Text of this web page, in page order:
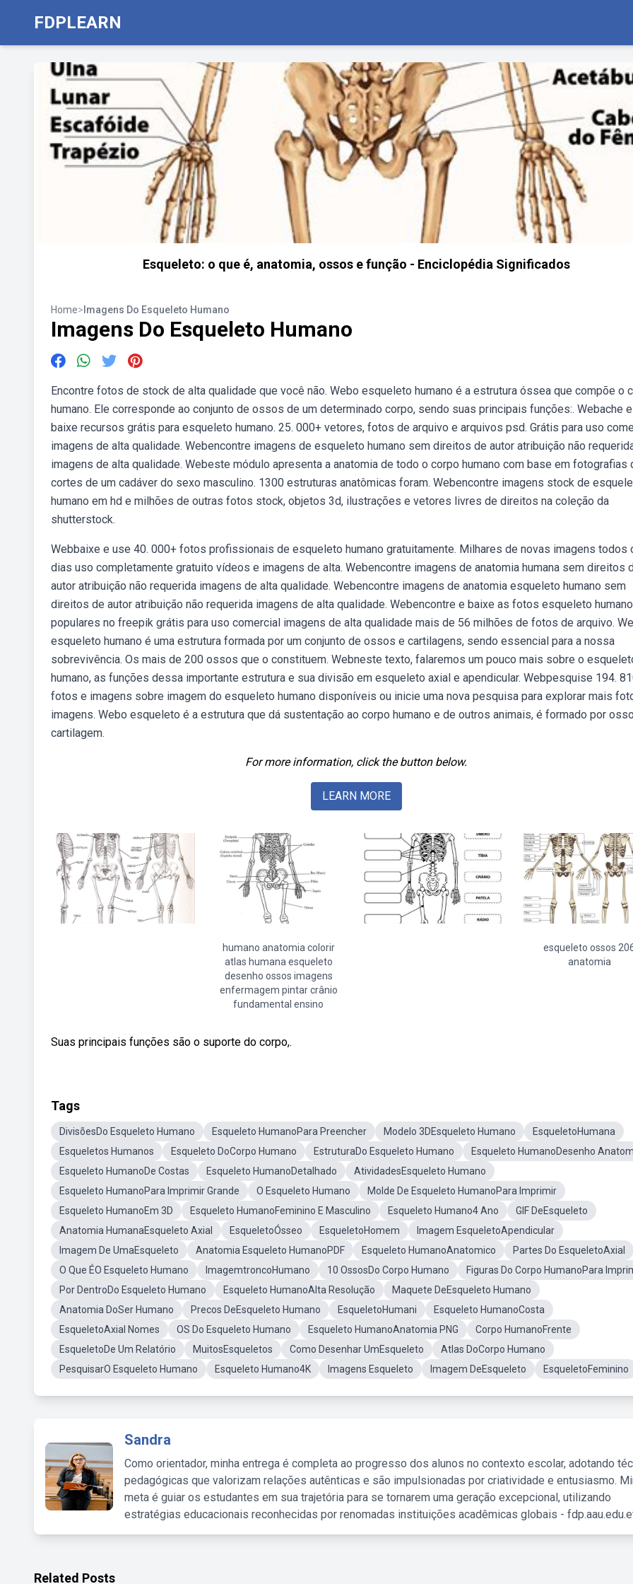
FDPLEARN
Esqueleto: o que é, anatomia, ossos e função - Enciclopédia Significados
Home> Imagens Do Esqueleto Humano
Imagens Do Esqueleto Humano
Encontre fotos de stock de alta qualidade que você não. Webo esqueleto humano é a estrutura óssea que compõe o
humano. Ele corresponde ao conjunto de ossos de um determinado corpo, sendo suas principais funções:. Webache e
baixe recursos grátis para esqueleto humano. 25. 000+ vetores, fotos de arquivo e arquivos psd. Grátis para uso
imagens de alta qualidade. Webencontre imagens de esqueleto humano sem direitos de autor atribuição não
imagens de alta qualidade. Webeste módulo apresenta a anatomia de todo o corpo humano com base em fotografias
cortes de um cadáver do sexo masculino. 1300 estruturas anatômicas foram. Webencontre imagens stock de
humano em hd e milhões de outras fotos stock, objetos 3d, ilustrações e vetores livres de direitos na coleção da
shutterstock.
Webbaixe e use 40. 000+ fotos profissionais de esqueleto humano gratuitamente. Milhares de novas imagens todos
dias uso completamente gratuito vídeos e imagens de alta. Webencontre imagens de anatomia humana sem direitos
autor atribuição não requerida imagens de alta qualidade. Webencontre imagens de anatomia esqueleto humano sem
direitos de autor atribuição não requerida imagens de alta qualidade. Webencontre e baixe as fotos esqueleto
populares no freepik grátis para uso comercial imagens de alta qualidade mais de 56 milhões de fotos de arquivo.
esqueleto humano é uma estrutura formada por um conjunto de ossos e cartilagens, sendo essencial para a nossa
sobrevivência. Os mais de 200 ossos que o constituem. Webneste texto, falaremos um pouco mais sobre o
humano, as funções dessa importante estrutura e sua divisão em esqueleto axial e apendicular. Webpesquise 194.
fotos e imagens sobre imagem do esqueleto humano disponíveis ou inicie uma nova pesquisa para explorar mais
imagens. Webo esqueleto é a estrutura que dá sustentação ao corpo humano e de outros animais, é formado por
cartilagem.
For more information, click the button below.
LEARN MORE
humano anatomia colorir
atlas humana esqueleto
desenho ossos imagens
enfermagem pintar crânio
fundamental ensino
esqueleto ossos
anatomia
Suas principais funções são o suporte do corpo,.
Tags
DivisõesDo Esqueleto Humano Esqueleto HumanoPara Preencher Modelo 3DEsqueleto Humano
EsqueletoHumana
Esqueletos Humanos
Esqueleto DoCorpo Humano EstruturaDo Esqueleto Humano
Esqueleto HumanoDesenho
Esqueleto HumanoDe Costas
Esqueleto HumanoDetalhado
AtividadesEsqueleto Humano
Esqueleto HumanoPara Imprimir Grande
O Esqueleto Humano
Molde De Esqueleto HumanoPara Imprimir
Esqueleto HumanoEm 3D
Esqueleto HumanoFeminino E Masculino Esqueleto Humano4 Ano
GIF DeEsqueleto
Anatomia HumanaEsqueleto Axial
EsqueletoÓsseo EsqueletoHomem
Imagem EsqueletoApendicular
Imagem De UmaEsqueleto
Anatomia Esqueleto HumanoPDF Esqueleto HumanoAnatomico
Partes Do EsqueletoAxial
O Que ÉO Esqueleto Humano
ImagemtroncoHumano 10 OssosDo Corpo Humano
Figuras Do Corpo HumanoPara
Por DentroDo Esqueleto Humano
Esqueleto HumanoAlta Resolução
Maquete DeEsqueleto Humano
Anatomia DoSer Humano
Precos DeEsqueleto Humano EsqueletoHumani
Esqueleto HumanoCosta
EsqueletoAxial Nomes
OS Do Esqueleto Humano Esqueleto HumanoAnatomia PNG
Corpo HumanoFrente
EsqueletoDe Um Relatório
MuitosEsqueletos Como Desenhar UmEsqueleto
Atlas DoCorpo Humano
PesquisarO Esqueleto Humano
Esqueleto Humano4K Imagens Esqueleto Imagem DeEsqueleto EsqueletoFeminino
Sandra
Como orientador, minha entrega é completa ao progresso dos alunos no contexto escolar, adotando
pedagógicas que valorizam relações autênticas e são impulsionadas por criatividade e entusiasmo.
meta é guiar os estudantes em sua trajetória para se tornarem uma geração excepcional, utilizando
estratégias educacionais reconhecidas por renomadas instituições acadêmicas globais -
Related Posts